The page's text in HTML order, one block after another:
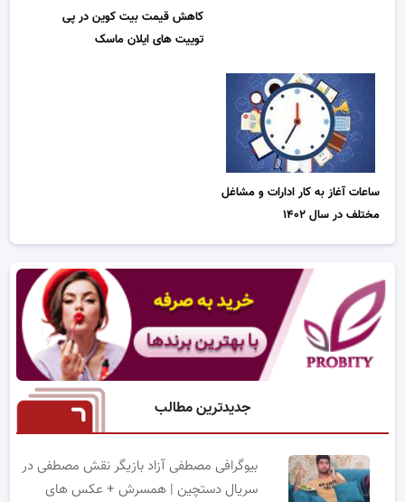
کاهش قیمت بیت کوین در پی
توییت های ایلان ماسک
ساعات آغاز به کار ادارات و مشاغل
مختلف در سال ۱۴۰۲
جدیدترین مطالب
بیوگرافی مصطفی آزاد بازیگر نقش مصطفی در
سریال دستچین | همسرش + عکس های